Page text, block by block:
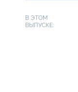
В ЭТОМ
ВЫПУСКЕ: